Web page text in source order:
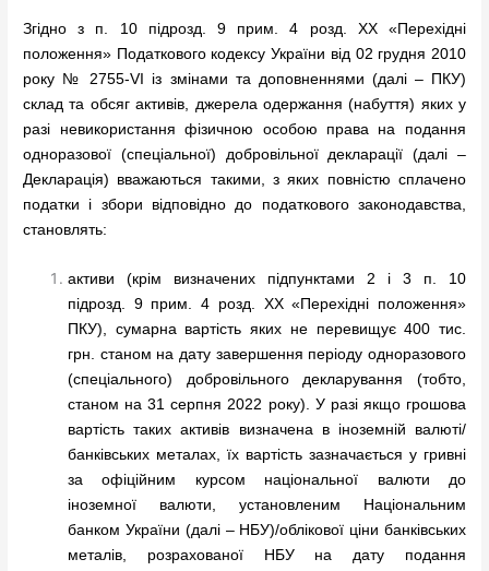
Згідно з п. 10 підрозд. 9 прим. 4 розд. XX «Перехідні
положення» Податкового кодексу України від 02 грудня 2010
року № 2755-VI із змінами та доповненнями (далі – ПКУ)
склад та обсяг активів, джерела одержання (набуття) яких у
разі невикористання фізичною особою права на подання
одноразової (спеціальної) добровільної декларації (далі –
Декларація) вважаються такими, з яких повністю сплачено
податки і збори відповідно до податкового законодавства,
становлять:
активи (крім визначених підпунктами 2 і 3 п. 10
підрозд. 9 прим. 4 розд. XX «Перехідні положення»
ПКУ), сумарна вартість яких не перевищує 400 тис.
грн. станом на дату завершення періоду одноразового
(спеціального) добровільного декларування (тобто,
станом на 31 серпня 2022 року). У разі якщо грошова
вартість таких активів визначена в іноземній валюті/
банківських металах, їх вартість зазначається у гривні
за офіційним курсом національної валюти до
іноземної валюти, установленим Національним
банком України (далі – НБУ)/облікової ціни банківських
металів, розрахованої НБУ на дату подання